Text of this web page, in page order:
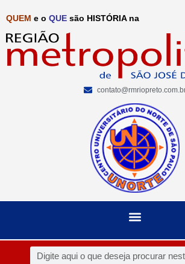
QUEM e o QUE são HISTÓRIA na